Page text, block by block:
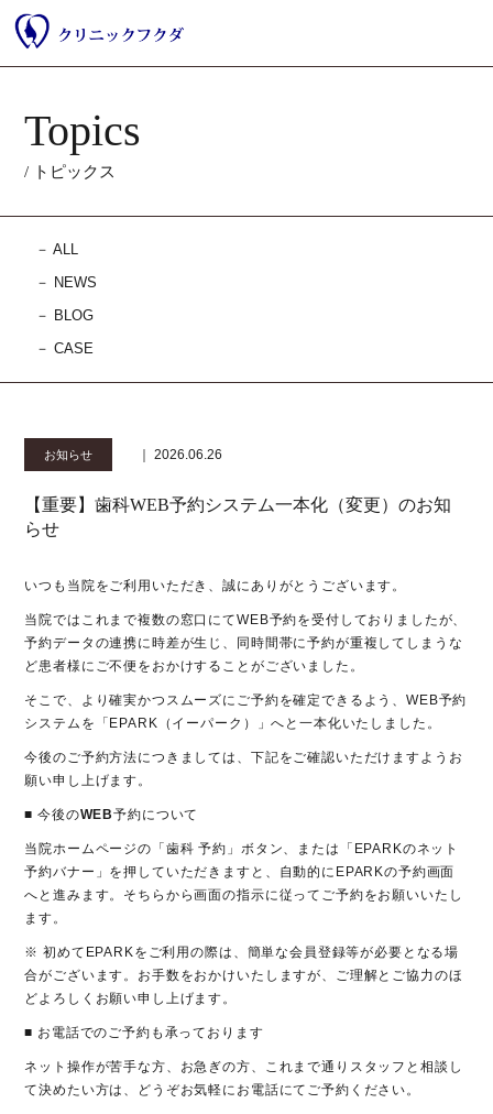
Topics
/ トピックス
－ALL
－ NEWS
－ BLOG
－CASE
お知らせ ｜ 2026.06.26
【重要】歯科WEB予約システム一本化（変更）のお知
らせ
いつも当院をご利用いただき、誠にありがとうございます。
当院ではこれまで複数の窓口にてWEB予約を受付しておりましたが、
予約データの連携に時差が生じ、同時間帯に予約が重複してしまうな
ど患者様にご不便をおかけすることがございました。
そこで、より確実かつスムーズにご予約を確定できるよう、WEB予約
システムを「EPARK（イーパーク）」へと一本化いたしました。
今後のご予約方法につきましては、下記をご確認いただけますようお
願い申し上げます。
■ 今後のWEB予約について
当院ホームページの「歯科 予約」ボタン、または「EPARKのネット
予約バナー」を押していただきますと、自動的にEPARKの予約画面
へと進みます。そちらから画面の指示に従ってご予約をお願いいたし
ます。
※ 初めてEPARKをご利用の際は、簡単な会員登録等が必要となる場
合がございます。お手数をおかけいたしますが、ご理解とご協力のほ
どよろしくお願い申し上げます。
■ お電話でのご予約も承っております
ネット操作が苦手な方、お急ぎの方、これまで通りスタッフと相談し
て決めたい方は、どうぞお気軽にお電話にてご予約ください。